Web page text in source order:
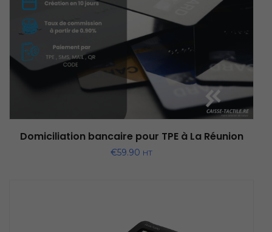
Domiciliation bancaire pour TPE à La Réunion
€59.90 HT